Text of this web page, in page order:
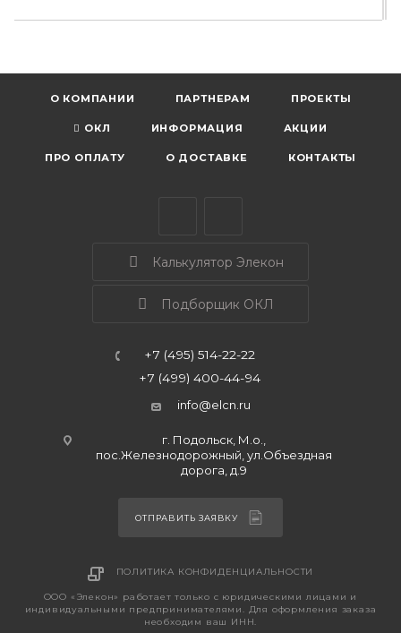
О КОМПАНИИ ПАРТНЕРАМ ПРОЕКТЫ
ОКЛ ИНФОРМАЦИЯ АКЦИИ
ПРО ОПЛАТУ О ДОСТАВКЕ КОНТАКТЫ
Калькулятор Элекон
Подборщик ОКЛ
+7 (495) 514-22-22
+7 (499) 400-44-94
info@elcn.ru
г. Подольск, М.о.,
пос.Железнодорожный, ул.Объездная
дорога, д.9
ОТПРАВИТЬ ЗАЯВКУ
ПОЛИТИКА КОНФИДЕНЦИАЛЬНОСТИ
ООО «Элекон» работает только с юридическими лицами и
индивидуальными предпринимателями. Для оформления заказа
необходим ваш ИНН.